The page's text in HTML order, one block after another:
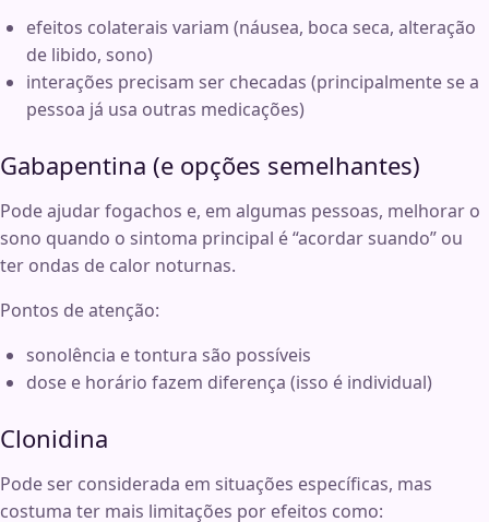
efeitos colaterais variam (náusea, boca seca, alteração
de libido, sono)
interações precisam ser checadas (principalmente se a
pessoa já usa outras medicações)
Gabapentina (e opções semelhantes)
Pode ajudar fogachos e, em algumas pessoas, melhorar o
sono quando o sintoma principal é “acordar suando” ou
ter ondas de calor noturnas.
Pontos de atenção:
sonolência e tontura são possíveis
dose e horário fazem diferença (isso é individual)
Clonidina
Pode ser considerada em situações específicas, mas
costuma ter mais limitações por efeitos como: